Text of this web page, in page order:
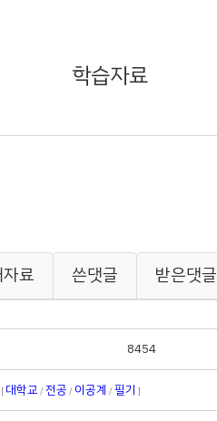
학습자료
료 쓴댓글 받은댓글
8454
[ 대학교 / 전공 / 이공계 /필기 ]